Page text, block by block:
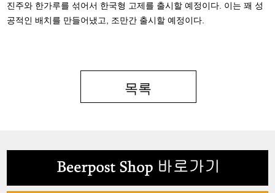
진주와 한가루를 섞어서 한국형 고제를 출시할 예정이다. 이는 꽤 성
공적인 배치를 만들어냈고, 조만간 출시할 예정이다.
목록